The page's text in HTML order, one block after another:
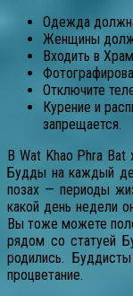
Одежда
Женщины
Входить в
Отключите
Курение и
запрещается.
В Wat Khao Phra Bat
Будды на каждый
позах — периоды
какой день недели
Вы тоже можете
рядом со статуей
родились.
процветание.